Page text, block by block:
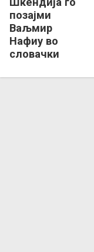
позајми
Ваљмир
Нафиу во
словачки